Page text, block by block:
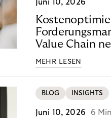
Juni 10, 2026
Value Chain
MEHR LESEN
BLOG INSIGHTS
Juni 10, 2026 6